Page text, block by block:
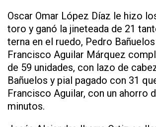
Oscar Omar López Díaz le hizo
toro y ganó la jineteada de 21
terna en el ruedo, Pedro
Francisco Aguilar Márquez
de 59 unidades, con lazo de
Bañuelos y pial pagado con 31
Francisco Aguilar, con un ahorro
minutos.